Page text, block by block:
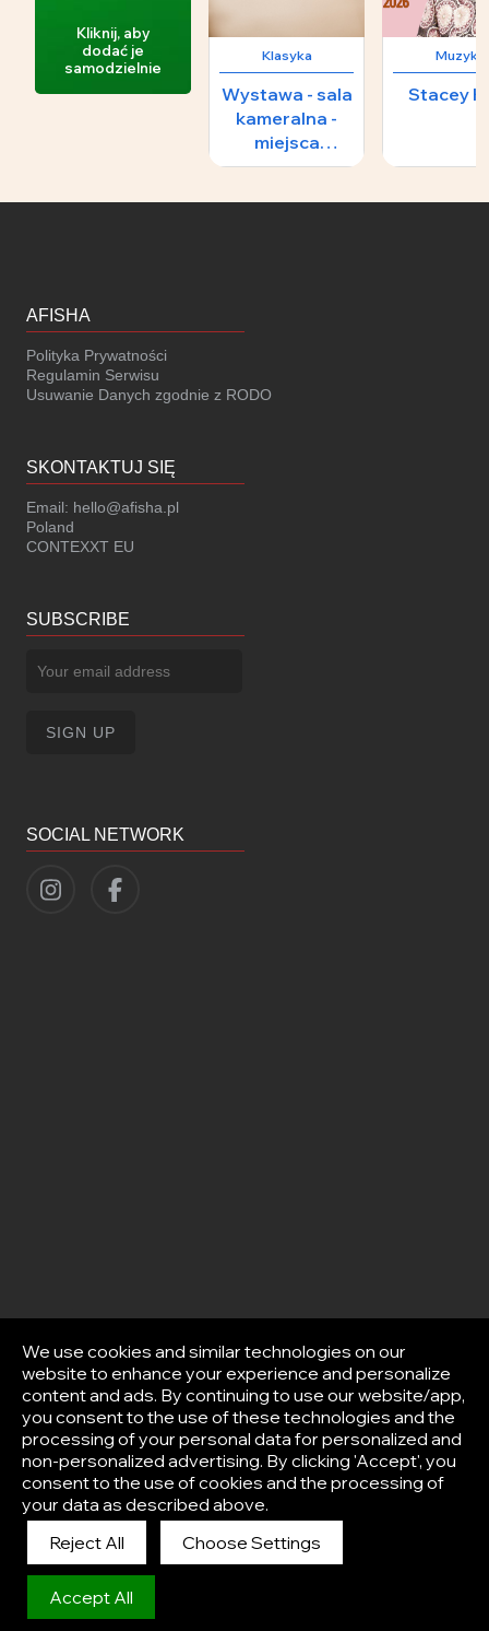
Kliknij, aby
dodać je
samodzielnie
Klasyka
Wystawa - sala
kameralna -
miejsca
numerowane i
Muzyka
Stacey
AFISHA
Polityka Prywatności
Regulamin Serwisu
Usuwanie Danych zgodnie z RODO
SKONTAKTUJ SIĘ
Email: hello@afisha.pl
Poland
CONTEXXT EU
SUBSCRIBE
SOCIAL NETWORK
Afisha
We use cookies and similar technologies on our
website to enhance your experience and personalize
content and ads. By continuing to use our website/app,
you consent to the use of these technologies and the
processing of your personal data for personalized and
non-personalized advertising. By clicking 'Accept', you
consent to the use of cookies and the processing of
your data as described above.
Reject All
Choose Settings
Accept All